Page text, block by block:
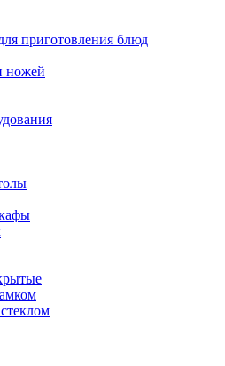
приготовления блюд
ножей